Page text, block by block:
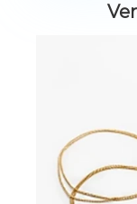
Charme
Mehr sehen